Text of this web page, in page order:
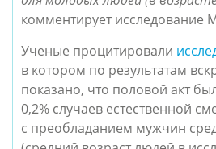
комментирует исследование
Ученые процитировали
в котором по результатам
показано, что половой акт
0,2% случаев естественной
с преобладанием мужчин